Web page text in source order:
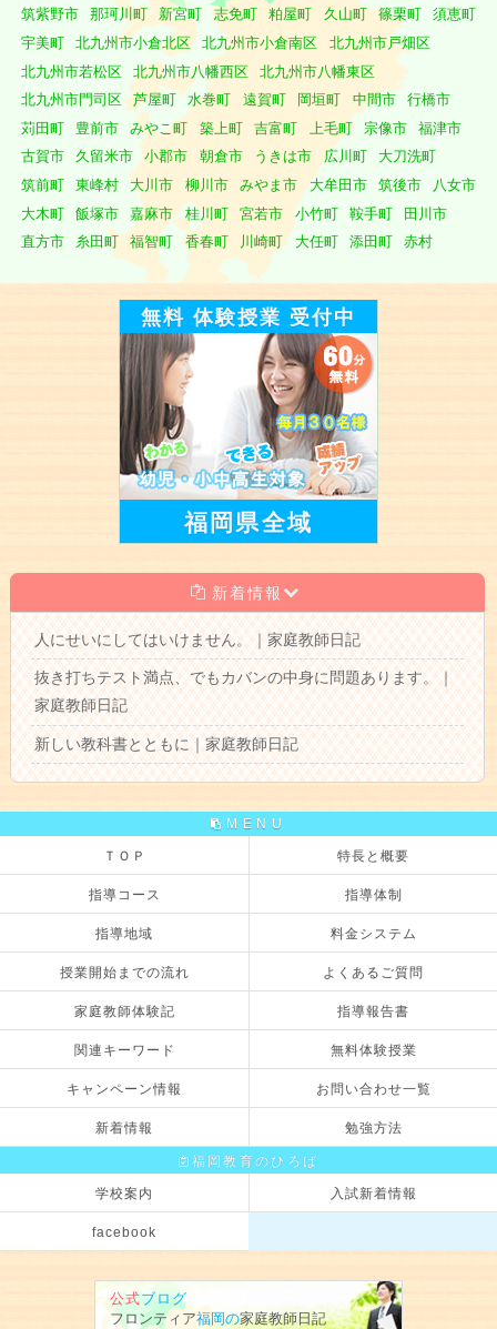
筑紫野市
那珂川町 新宮町 志免町 粕屋町 久山町 篠栗町
須恵町
宇美町
北九州市小倉北区 北九州市小倉南区
北九州市戸畑区
北九州市若松区
北九州市八幡西区
北九州市八幡東区
北九州市門司区
芦屋町 水巻町 遠賀町 岡垣町 中間市
行橋市
苅田町
豊前市 みやこ町 築上町 吉富町 上毛町 宗像市
福津市
古賀市
久留米市 小郡市 朝倉市 うきは市 広川町
大刀洗町
筑前町
東峰村 大川市 柳川市 みやま市 大牟田市 筑後市
八女市
大木町
飯塚市 嘉麻市 桂川町 宮若市 小竹町 鞍手町
田川市
直方市
糸田町 福智町 香春町 川崎町 大任町 添田町 赤村
無料 体験授業 受付中
福岡県全域
新着情報
人にせいにしてはいけません。｜家庭教師日記
抜き打ちテスト満点、でもカバンの中身に問題あります。｜
家庭教師日記
新しい教科書とともに｜家庭教師日記
MENU
ＴＯＰ 特長と概要
指導コース 指導体制
指導地域 料金システム
授業開始までの流れ よくあるご質問
家庭教師体験記 指導報告書
関連キーワード 無料体験授業
キャンペーン情報 お問い合わせ一覧
新着情報 勉強方法
福岡教育のひろば
学校案内 入試新着情報
facebook
公式ブログ
フロンティア福岡の家庭教師日記